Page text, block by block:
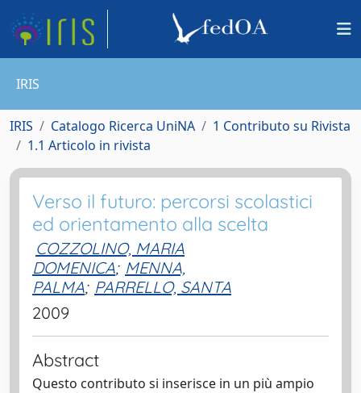
IRIS
IRIS Catalogo Ricerca UniNA
1 Contributo su Rivista
1.1 Articolo in rivista
Verso il futuro: percorsi scolastici
ed orientamento alla scelta
COZZOLINO, MARIA
DOMENICA; MENNA,
PALMA; PARRELLO, SANTA
2009
Abstract
Questo contributo si inserisce in un più ampio